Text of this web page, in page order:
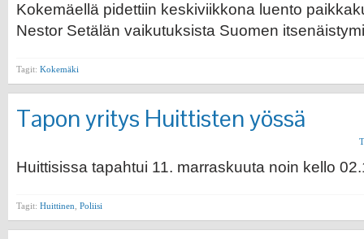
Kokemäellä pidettiin keskiviikkona luento
Nestor Setälän vaikutuksista Suomen
Tagit: Kokemäki
Tapon yritys Huittisten yössä
Huittisissa tapahtui 11. marraskuuta noin kello
Tagit: Huittinen Poliisi